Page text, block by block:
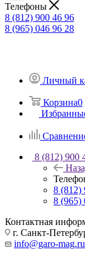
Телефоны
8 (812) 900 46 96
8 (965) 046 96 28
Личный
Корзина0
8 (812) 900
8 (812)
8 (965)
Контактная
г. Санкт-
info@garo-mag.ru